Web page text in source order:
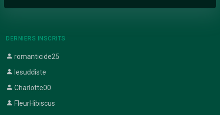
DERNIERS INSCRITS
romanticide25
lesuddiste
Charlotte00
FleurHibiscus